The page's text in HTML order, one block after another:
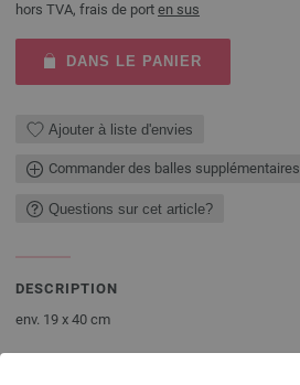
hors TVA, frais de port en sus
DANS LE PANIER
Ajouter à liste d'envies
Commander des balles supplémentaires
Questions sur cet article?
DESCRIPTION
env. 19 x 40 cm